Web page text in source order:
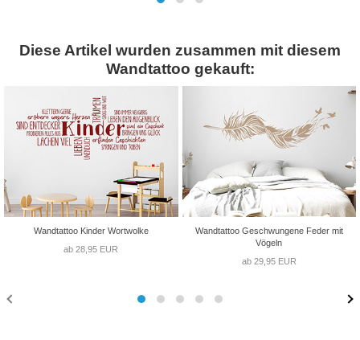
Diese Artikel wurden zusammen mit diesem
Wandtattoo gekauft:
Wandtattoo Kinder Wortwolke
ab 28,95 EUR
Wandtattoo Geschwungene Feder mit
Vögeln
ab 29,95 EUR